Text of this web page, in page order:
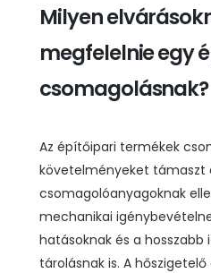
Milyen
megfelelnie egy
csomagolásnak?
Az építőipari termékek
követelményeket támaszt
csomagolóanyagoknak
mechanikai
hatásoknak és a hosszabb
tárolásnak is. A